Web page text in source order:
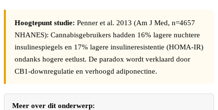
Hoogtepunt studie: Penner et al. 2013 (Am J Med, n=4657
NHANES): Cannabisgebruikers hadden 16% lagere nuchtere
insulinespiegels en 17% lagere insulineresistentie (HOMA-IR)
ondanks hogere eetlust. De paradox wordt verklaard door
CB1-downregulatie en verhoogd adiponectine.
Meer over dit onderwerp: